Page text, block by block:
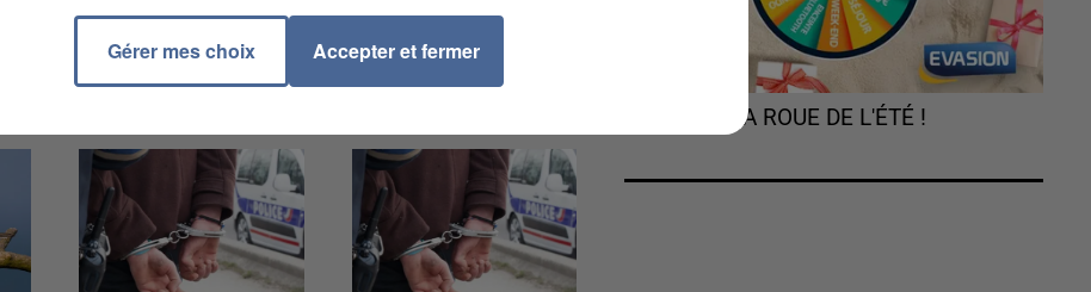
TOURNEZ LA ROUE DE L'ÉTÉ !
Gérer mes choix Accepter et fermer